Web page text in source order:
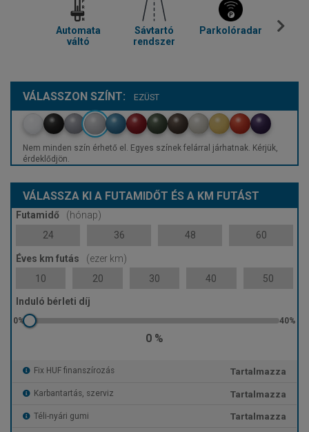
Automata
váltó
Sávtartó
rendszer
Parkolóradar
VÁLASSZON SZÍNT: EZÜST
Nem minden szín érhető el. Egyes színek felárral járhatnak. Kérjük,
érdeklődjön.
VÁLASSZA KI A FUTAMIDŐT ÉS A KM FUTÁST
Futamidő
(hónap)
24
36 48 60
Éves km futás
(ezer km)
10
20 30 40 50
Induló bérleti díj
0 %
Fix HUF finanszírozás Tartalmazza
Karbantartás, szerviz Tartalmazza
Téli-nyári gumi Tartalmazza